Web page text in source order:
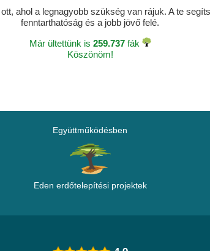
ahol a legnagyobb szükség van rájuk. A te
fenntarthatóság és a jobb jövő felé.
Már ültettünk is 259.737fák
Köszönöm!
Együttműködésben
Eden erdőtelepítési projektek